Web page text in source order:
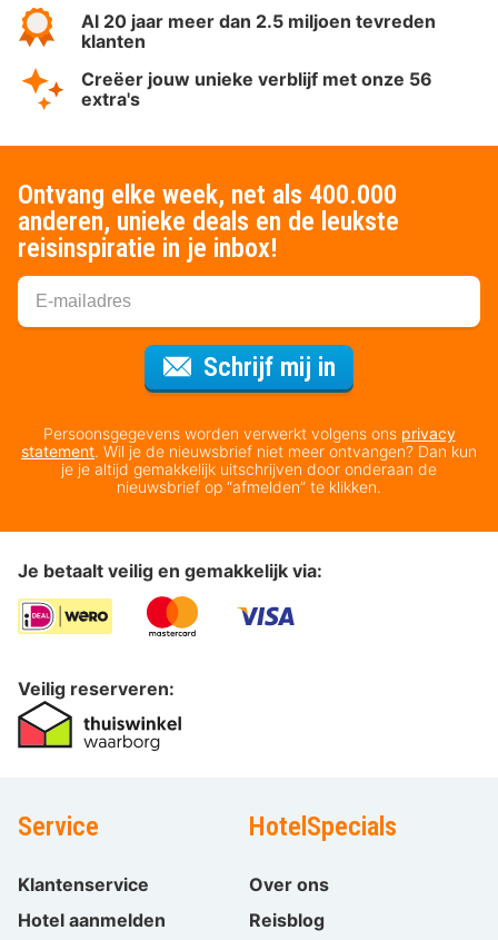
Al 20 jaar meer dan 2.5 miljoen tevreden
klanten
Creëer jouw unieke verblijf met onze 56
extra's
Ontvang elke week, net als 400.000
anderen, unieke deals en de leukste
reisinspiratie in je inbox!
Schrijf mij in
Persoonsgegevens worden verwerkt volgens ons privacy
statement. Wil je de nieuwsbrief niet meer ontvangen? Dan kun
je je altijd gemakkelijk uitschrijven door onderaan de
nieuwsbrief op “afmelden” te klikken.
Je betaalt veilig en gemakkelijk via:
Veilig reserveren:
Service
Klantenservice
Hotel aanmelden
HotelSpecials
Over ons
Reisblog